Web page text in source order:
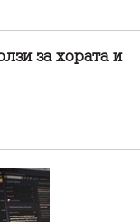
за хората и